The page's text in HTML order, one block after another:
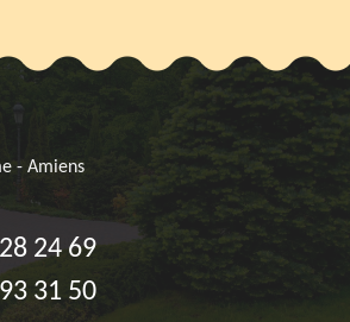
- Amiens
24 69
31 50